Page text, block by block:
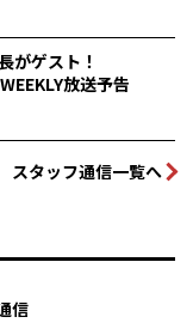
がゲスト！
放送予告
スタッフ通信一覧へ
信